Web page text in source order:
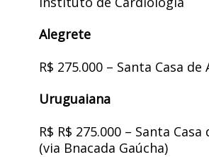
Alegrete
R$ 275.000 – Santa Casa
Uruguaiana
R$ R$ 275.000 – Santa
(via Bnacada Gaúcha)